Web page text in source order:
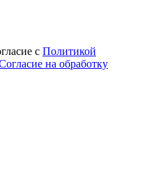
с Политикой
на обработку